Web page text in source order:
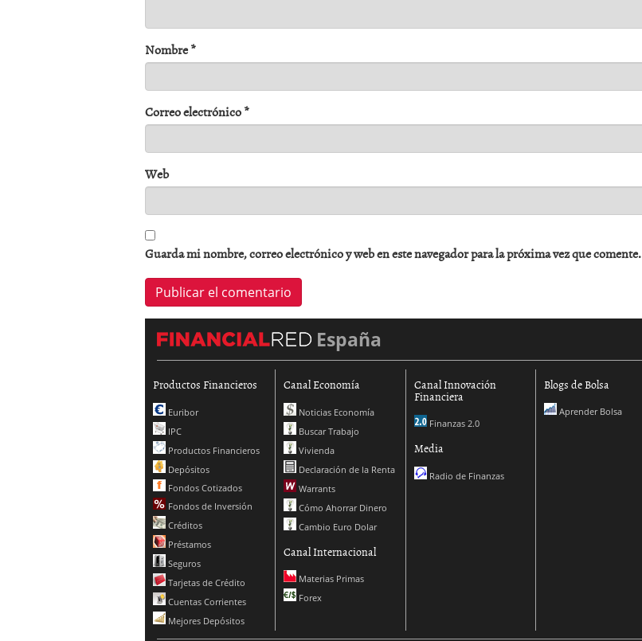
Nombre*
Correo electrónico*
Web
Guarda mi nombre, correo electrónico y web en este navegador para la próxima vez que comente.
España
Productos Financieros
Euribor
IPC
Productos Financieros
Depósitos
Fondos Cotizados
Fondos de Inversión
Créditos
Préstamos
Seguros
Tarjetas de Crédito
Cuentas Corrientes
Mejores Depósitos
Canal Economía
Noticias Economía
Buscar Trabajo
Vivienda
Declaración de la Renta
Warrants
Cómo Ahorrar Dinero
Cambio Euro Dolar
Canal Internacional
Materias Primas
Forex
Canal Innovación
Financiera
Finanzas 2.0
Media
Radio de Finanzas
Blogs de Bolsa
Aprender Bolsa